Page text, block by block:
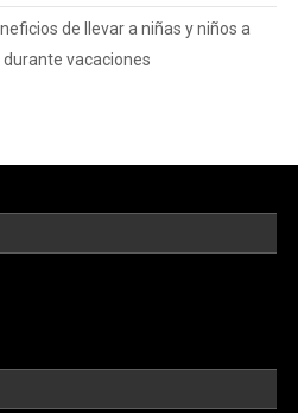
de llevar a niñas y niños a
vacaciones